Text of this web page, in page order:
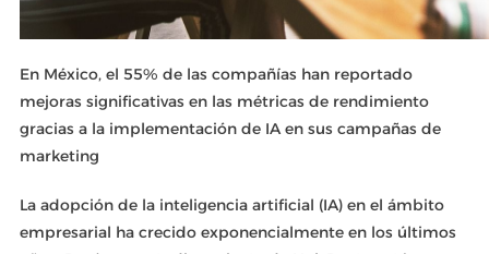
En México, el 55% de las compañías han reportado
mejoras significativas en las métricas de rendimiento
gracias a la implementación de IA en sus campañas de
marketing
La adopción de la inteligencia artificial (IA) en el ámbito
empresarial ha crecido exponencialmente en los últimos